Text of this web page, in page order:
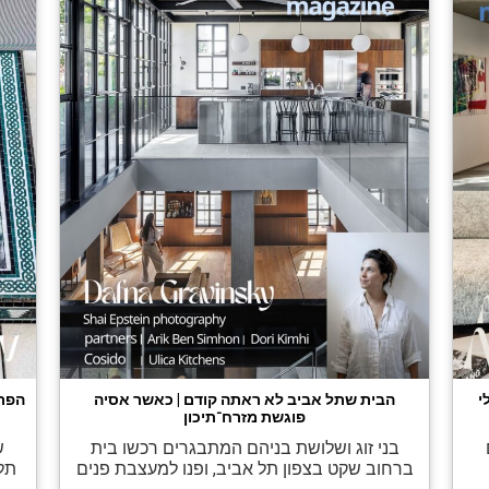
הבית שתל אביב לא ראתה קודם | כאשר אסיה
פוגשת מזרח־תיכון
בני זוג ושלושת בניהם המתבגרים רכשו בית
ברחוב שקט בצפון תל אביב, ופנו למעצבת פנים